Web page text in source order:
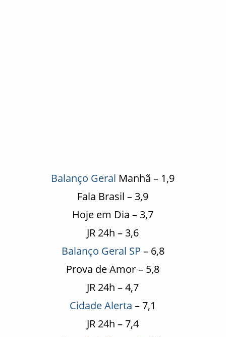
Balanço Geral Manhã – 1,9
Fala Brasil – 3,9
Hoje em Dia – 3,7
JR 24h – 3,6
Balanço Geral SP – 6,8
Prova de Amor – 5,8
JR 24h – 4,7
Cidade Alerta – 7,1
JR 24h – 7,4